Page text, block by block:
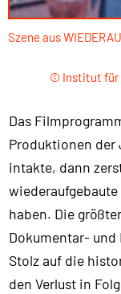
Szene aus
© Institut für
Das
Produktionen der
intakte, dann
haben. Die
Dokumentar- und
Stolz auf die
den Verlust in